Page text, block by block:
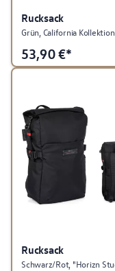
Rucksack
Grün, California Kollektion
53,90€*
Rucksack